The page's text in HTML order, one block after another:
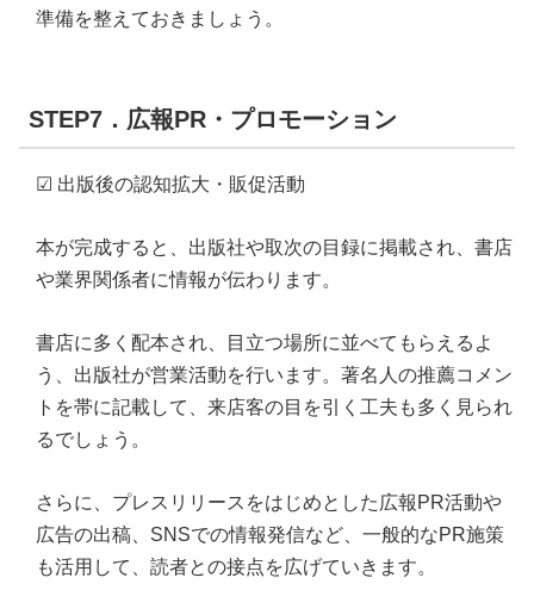
準備を整えておきましょう。
STEP7．広報PR・プロモーション
☑ 出版後の認知拡大・販促活動
本が完成すると、出版社や取次の目録に掲載され、書店
や業界関係者に情報が伝わります。
書店に多く配本され、目立つ場所に並べてもらえるよ
う、出版社が営業活動を行います。著名人の推薦コメン
トを帯に記載して、来店客の目を引く工夫も多く見られ
るでしょう。
さらに、プレスリリースをはじめとした広報PR活動や
広告の出稿、SNSでの情報発信など、一般的なPR施策
も活用して、読者との接点を広げていきます。